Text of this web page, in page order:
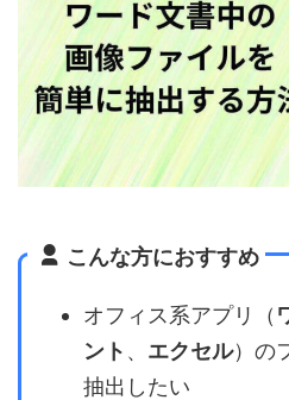
こんな方におすすめ
オフィス系アプリ（
ント 、 エクセル）の
抽出したい